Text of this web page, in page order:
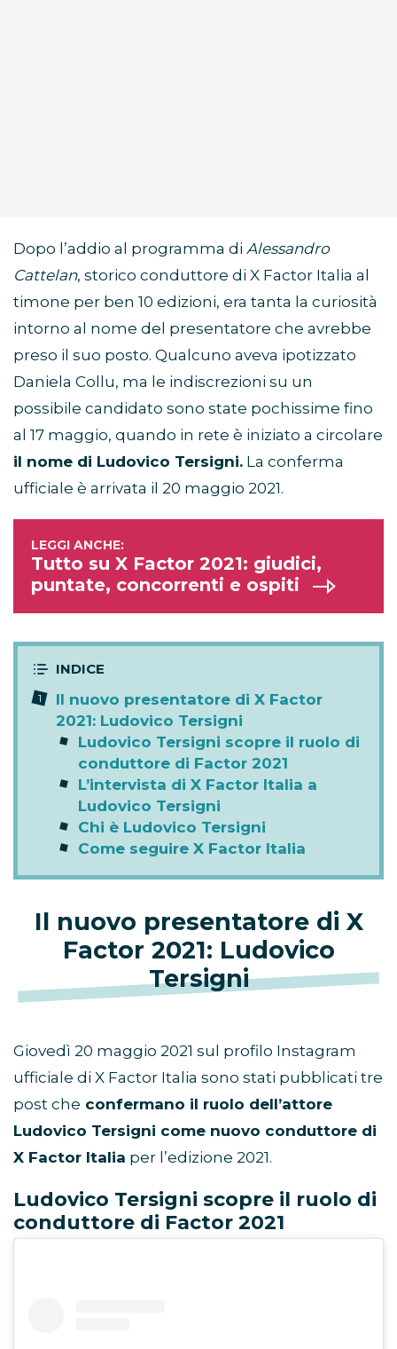
Dopo l’addio al programma di Alessandro
Cattelan, storico conduttore di X Factor Italia al
timone per ben 10 edizioni, era tanta la curiosità
intorno al nome del presentatore che avrebbe
preso il suo posto. Qualcuno aveva ipotizzato
Daniela Collu, ma le indiscrezioni su un
possibile candidato sono state pochissime fino
al 17 maggio, quando in rete è iniziato a circolare
il nome di Ludovico Tersigni. La conferma
ufficiale è arrivata il 20 maggio 2021.
Tutto su X Factor 2021: giudici,
puntate, concorrenti e ospiti
Il nuovo presentatore di X Factor
2021: Ludovico Tersigni
Ludovico Tersigni scopre il ruolo di
conduttore di Factor 2021
L’intervista di X Factor Italia a
Ludovico Tersigni
Chi è Ludovico Tersigni
Come seguire X Factor Italia
Il nuovo presentatore di X
Factor 2021: Ludovico
Tersigni
Giovedì 20 maggio 2021 sul profilo Instagram
ufficiale di X Factor Italia sono stati pubblicati tre
post che confermano il ruolo dell’attore
Ludovico Tersigni come nuovo conduttore di
X Factor Italia per l’edizione 2021.
Ludovico Tersigni scopre il ruolo di
conduttore di Factor 2021